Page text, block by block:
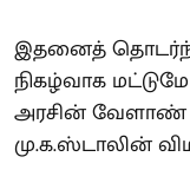
இதனைத்
நிகழ்வாக
அரசின் வேளாண்
மு.க.ஸ்டாலின்